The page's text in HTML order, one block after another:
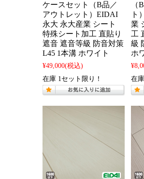
ケースセット（B品／
アウトレット）EIDAI
永大 永大産業 シート
特殊シート加工 直貼り
遮音 遮音等級 防音対策
L45 1本溝 ホワイト
¥49,000(税込)
在庫 1セット限り！
（
ト
業
工
級
ホ
在